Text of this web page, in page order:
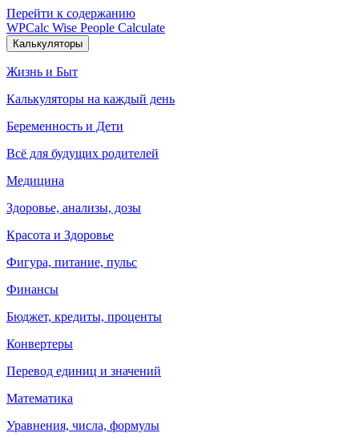
Перейти к содержанию
WPCalc Wise People Calculate
Калькуляторы
Жизнь и Быт
Калькуляторы на каждый день
Беременность и Дети
Всё для будущих родителей
Медицина
Здоровье, анализы, дозы
Красота и Здоровье
Фигура, питание, пульс
Финансы
Бюджет, кредиты, проценты
Конвертеры
Перевод единиц и значений
Математика
Уравнения, числа, формулы